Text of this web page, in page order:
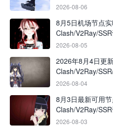
2026-08-06
8月5日机场节点
Clash/V2Ray/
2026-08-05
2026年8月4日更新
Clash/V2Ray/
2026-08-04
8月3日最新可用
Clash/V2Ray/
2026-08-03